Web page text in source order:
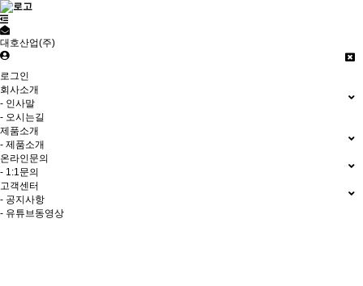
대호산업(주)
로그인
회사소개
- 인사말
- 오시는길
제품소개
- 제품소개
온라인문의
- 1:1문의
고객센터
- 공지사항
- 유튜브동영상